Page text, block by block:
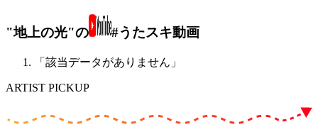
"地上の光"の #うたスキ動画
「該当データがありません」
ARTIST PICKUP